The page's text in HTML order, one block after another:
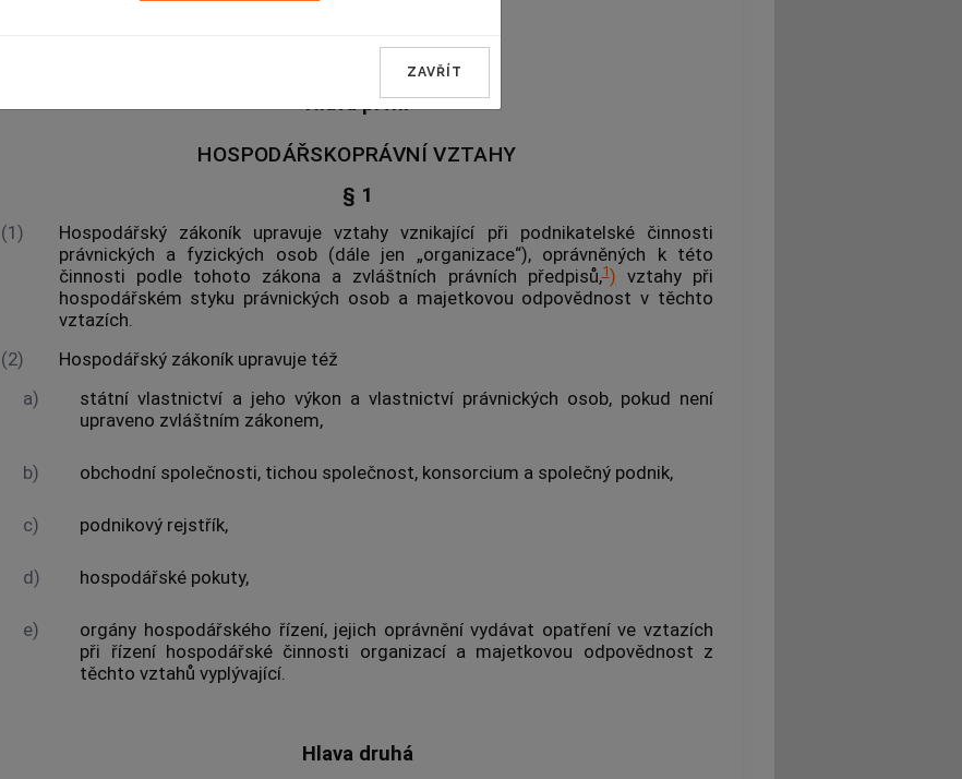
Hlava první
HOSPODÁŘSKOPRÁVNÍ VZTAHY
§ 1
(1) Hospodářský zákoník upravuje vztahy vznikající při podnikatelské činnosti
právnických a fyzických osob (dále jen „organizace“), oprávněných k této
činnosti podle tohoto zákona a zvláštních právních předpisů,1) vztahy při
hospodářském styku právnických osob a majetkovou odpovědnost v těchto
vztazích.
(2)
Hospodářský zákoník upravuje též
a)
státní vlastnictví a jeho výkon a vlastnictví právnických osob, pokud není
upraveno zvláštním zákonem,
b) obchodní společnosti, tichou společnost, konsorcium a společný podnik,
c) podnikový rejstřík,
d) hospodářské pokuty,
e)
orgány hospodářského řízení, jejich oprávnění vydávat opatření ve vztazích
při řízení hospodářské činnosti organizací a majetkovou odpovědnost z
těchto vztahů vyplývající.
Hlava druhá
ZAVŘÍT